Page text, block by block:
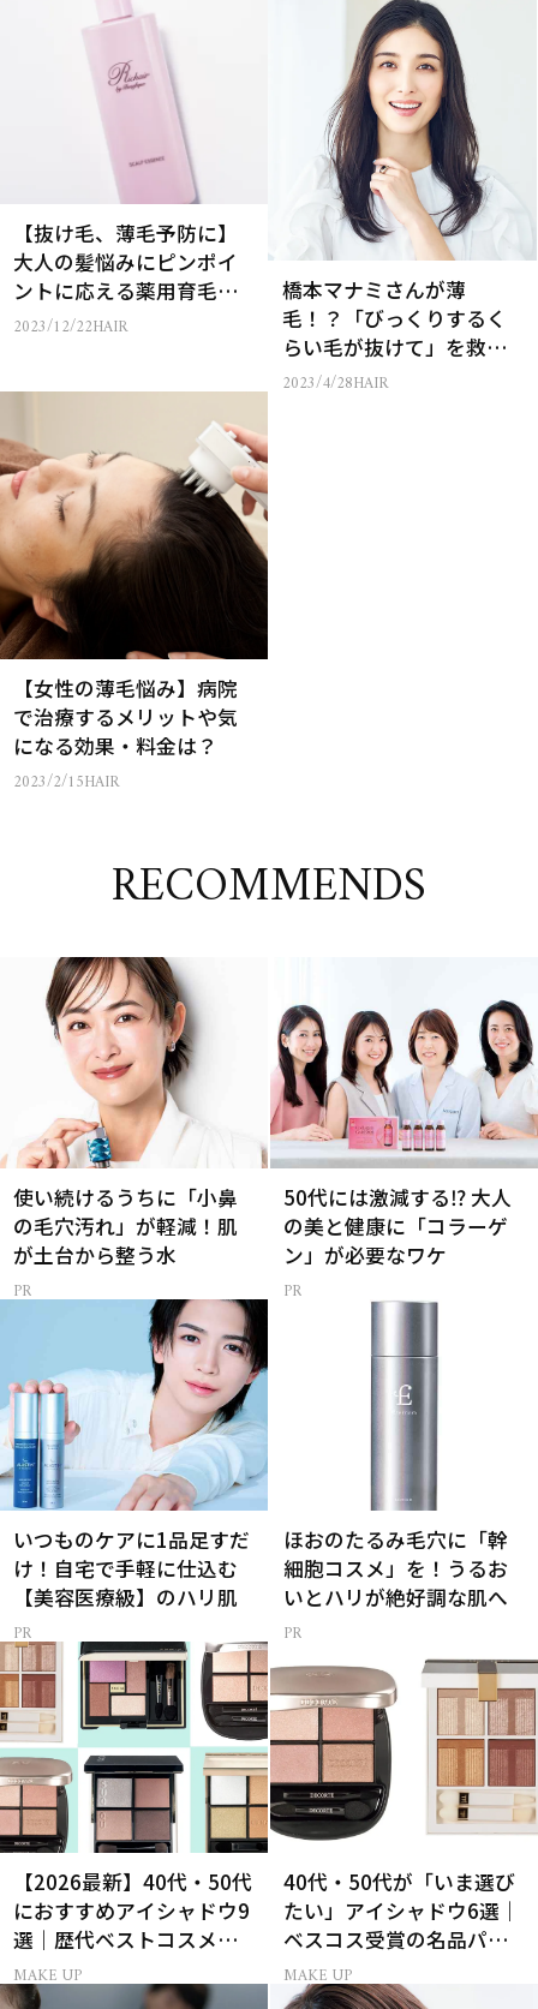
【抜け毛、薄毛予防に】
大人の髪悩みにピンポイ
ントに応える薬用育毛美
容液
2023/12/22HAIR
橋本マナミさんが薄
毛！？「びっくりするく
らい毛が抜けて」を救っ
たヘアとは？
2023/4/28HAIR
【女性の薄毛悩み】病院
で治療するメリットや気
になる効果・料金は？
2023/2/15HAIR
RECOMMENDS
使い続けるうちに「小鼻
の毛穴汚れ」が軽減！肌
が土台から整う水
50代には激減する⁉ 大人
の美と健康に「コラーゲ
ン」が必要なワケ
いつものケアに1品足すだ
け！自宅で手軽に仕込む
【美容医療級】のハリ肌
ほおのたるみ毛穴に「幹
細胞コスメ」を！うるお
いとハリが絶好調な肌へ
【2026最新】40代・50代
におすすめアイシャドウ9
選｜歴代ベストコスメ受
賞まとめ
MAKE UP
40代・50代が「いま選び
たい」アイシャドウ6選｜
ベスコス受賞の名品パレ
ット＆単色アイカラー
MAKE UP